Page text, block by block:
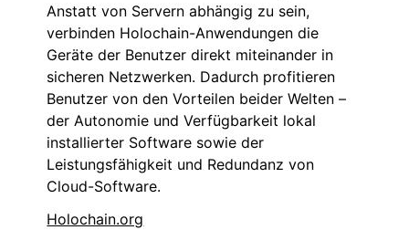
Anstatt von Servern abhängig zu sein,
verbinden Holochain-Anwendungen die
Geräte der Benutzer direkt miteinander in
sicheren Netzwerken. Dadurch profitieren
Benutzer von den Vorteilen beider Welten –
der Autonomie und Verfügbarkeit lokal
installierter Software sowie der
Leistungsfähigkeit und Redundanz von
Cloud-Software.
Holochain.org